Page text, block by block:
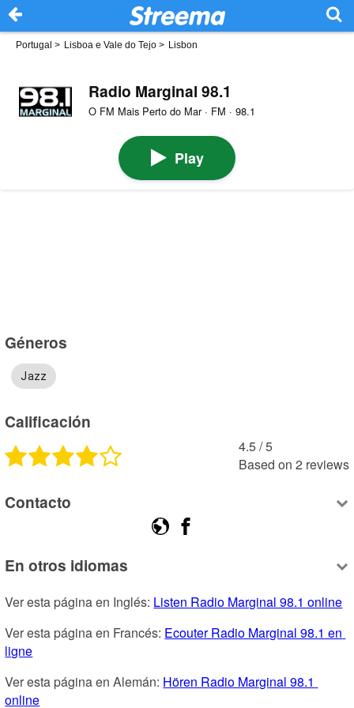
Portugal > Lisboa e Vale do Tejo > Lisbon
Radio Marginal 98.1
O FM Mais Perto do Mar · FM · 98.1
Play
Géneros
Jazz
Calificación
4.5 /5
Based on 2 reviews
Contacto
En otros idiomas
Ver esta página en Inglés: Listen Radio Marginal 98.1 online
Ver esta página en Francés: Ecouter Radio Marginal 98.1 en
ligne
Ver esta página en Alemán: Hören Radio Marginal 98.1
online